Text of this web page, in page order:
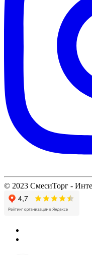
© 2023 СмесиТорг -